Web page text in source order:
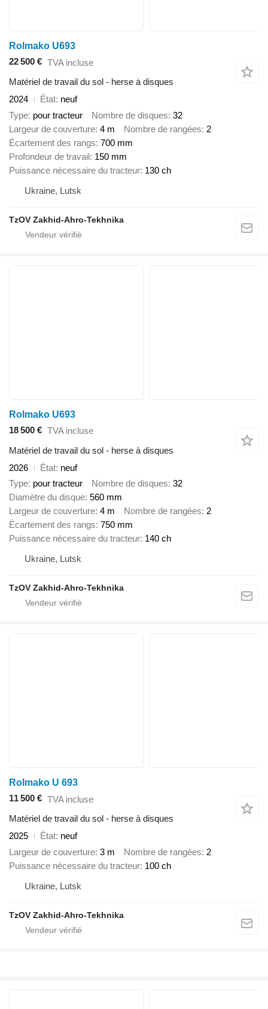
Rolmako U693
22 500 € TVA incluse
Matériel de travail du sol - herse à disques
2024
État neuf
Type pour tracteur Nombre de disques 32
Largeur de couverture 4 m Nombre de rangées 2
Écartement des rangs 700 mm
Profondeur de travail 150 mm
Puissance nécessaire du tracteur 130 ch
Ukraine, Lutsk
TzOV Zakhid-Ahro-Tekhnika
Rolmako U693
18 500 € TVA incluse
Matériel de travail du sol - herse à disques
2026
État neuf
Type pour tracteur Nombre de disques 32
Diamètre du disque 560 mm
Largeur de couverture 4 m Nombre de rangées 2
Écartement des rangs 750 mm
Puissance nécessaire du tracteur 140 ch
Ukraine, Lutsk
TzOV Zakhid-Ahro-Tekhnika
Rolmako U 693
11 500 € TVA incluse
Matériel de travail du sol - herse à disques
2025
État neuf
Largeur de couverture 3 m Nombre de rangées 2
Puissance nécessaire du tracteur 100 ch
Ukraine, Lutsk
TzOV Zakhid-Ahro-Tekhnika